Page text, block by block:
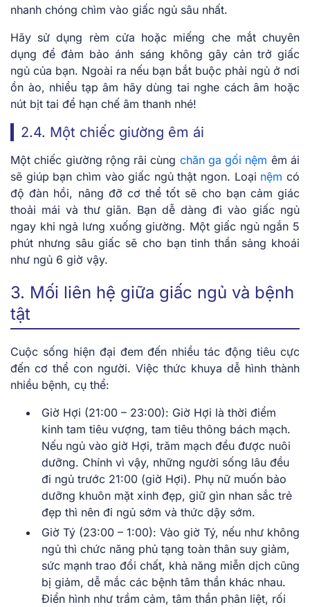
nhanh chóng chìm vào giấc ngủ sâu nhất.
Hãy sử dụng rèm cửa hoặc miếng che mắt chuyên
dụng để đảm bảo ánh sáng không gây cản trở giấc
ngủ của bạn. Ngoài ra nếu bạn bắt buộc phải ngủ ở nơi
ồn ào, nhiều tạp âm hãy dùng tai nghe cách âm hoặc
nút bịt tai để hạn chế âm thanh nhé!
2.4. Một chiếc giường êm ái
Một chiếc giường rộng rãi cùng chăn ga gối nệm êm ái
sẽ giúp bạn chìm vào giấc ngủ thật ngon. Loại nệm có
độ đàn hồi, nâng đỡ cơ thể tốt sẽ cho bạn cảm giác
thoải mái và thư giãn. Bạn dễ dàng đi vào giấc ngủ
ngay khi ngả lưng xuống giường. Một giấc ngủ ngắn 5
phút nhưng sâu giấc sẽ cho bạn tinh thần sảng khoái
như ngủ 6 giờ vậy.
3. Mối liên hệ giữa giấc ngủ và bệnh
tật
Cuộc sống hiện đại đem đến nhiều tác động tiêu cực
đến cơ thể con người. Việc thức khuya dễ hình thành
nhiều bệnh, cụ thể:
Giờ Hợi (21:00 – 23:00): Giờ Hợi là thời điểm
kinh tam tiêu vượng, tam tiêu thông bách mạch.
Nếu ngủ vào giờ Hợi, trăm mạch đều được nuôi
dưỡng. Chính vì vậy, những người sống lâu đều
đi ngủ trước 21:00 (giờ Hợi). Phụ nữ muốn bảo
dưỡng khuôn mặt xinh đẹp, giữ gìn nhan sắc trẻ
đẹp thì nên đi ngủ sớm và thức dậy sớm.
Giờ Tý (23:00 – 1:00): Vào giờ Tý, nếu như không
ngủ thì chức năng phủ tạng toàn thân suy giảm,
sức mạnh trao đổi chất, khả năng miễn dịch cũng
bị giảm, dễ mắc các bệnh tâm thần khác nhau.
Điển hình như trầm cảm, tâm thần phân liệt, rối